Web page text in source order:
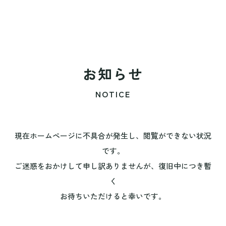
お知らせ
NOTICE
現在ホームページに不具合が発生し、閲覧ができない状況
です。
ご迷惑をおかけして申し訳ありませんが、復旧中につき暫
く
お待ちいただけると幸いです。